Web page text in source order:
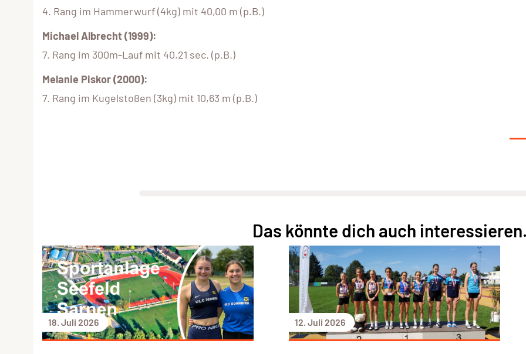
4. Rang im Hammerwurf (4kg) mit 40,00 m (p.B.)
Michael Albrecht (1999):
7. Rang im 300m-Lauf mit 40,21 sec. (p.B.)
Melanie Piskor (2000):
7. Rang im Kugelstoßen (3kg) mit 10,63 m (p.B.)
Das könnte dich auch
18. Juli 2026 12. Juli 2026